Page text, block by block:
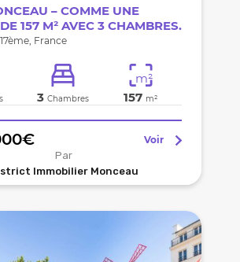
– COMME UNE
157 M² AVEC 3 CHAMBRES.
France
3 Chambres
m²
157 m²
Voir
Par
Immobilier Monceau